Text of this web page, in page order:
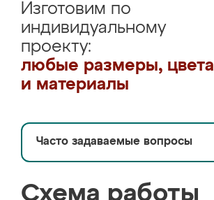
Изготовим по
индивидуальному
проекту:
любые размеры, цвета
и материалы
Часто задаваемые вопросы
Схема работы